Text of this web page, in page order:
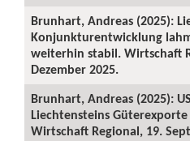
Brunhart, Andreas (2025):
Konjunkturentwicklung
weiterhin stabil. Wirtschaft
Dezember 2025.
Brunhart, Andreas (2025):
Liechtensteins
Wirtschaft Regional, 19.